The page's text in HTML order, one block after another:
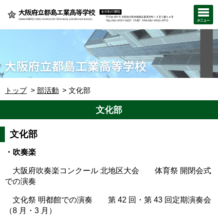
トップ 部活動 文化部
文化部
文化部
・吹奏楽
大阪府吹奏楽コンクール 北地区大会 体育祭 開閉会式
での演奏
文化祭 明都館での演奏 第 42 回・第 43 回定期演奏会
（8 月・3 月）